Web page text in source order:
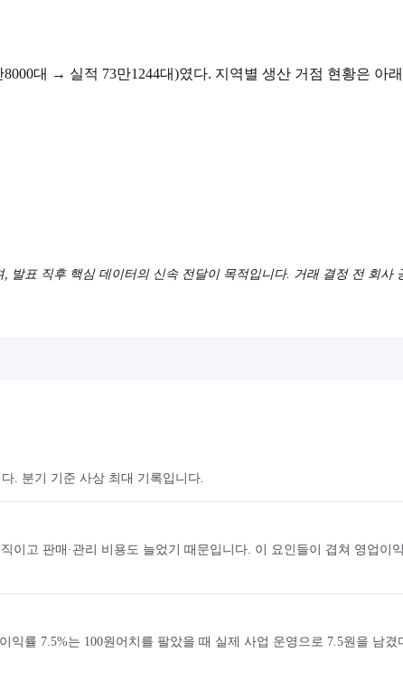
대 → 실적 73만1244대)였다. 지역별 생산 거점 현황은 아
발표 직후 핵심 데이터의 신속 전달이 목적입니다. 거래 결정 전 회사
. 분기 기준 사상 최대 기록입니다.
고 판매·관리 비용도 늘었기 때문입니다. 이 요인들이 겹쳐 영업이
률 7.5%는 100원어치를 팔았을 때 실제 사업 운영으로 7.5원을 남